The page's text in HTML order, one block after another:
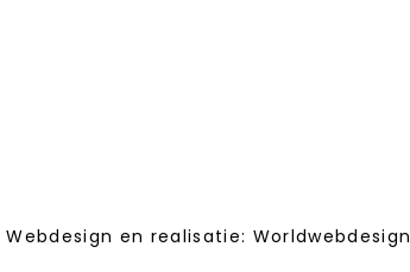
Webdesign en realisatie: Worldwebdesign